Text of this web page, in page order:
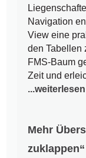
Navigation
View eine
den Tabellen
FMS-Baum
Zeit und
...weiterlesen
Mehr
zuklappen“